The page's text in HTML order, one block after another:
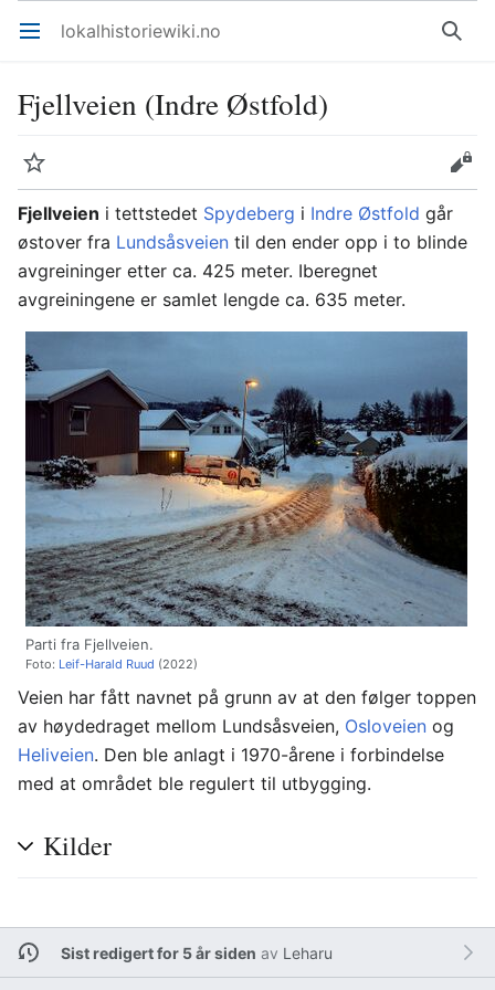
Åpne hovedmenyen lokalhistoriewiki.no Søk
Fjellveien (Indre Østfold)
Overvåk
Rediger
Fjellveien i tettstedet Spydeberg i Indre Østfold går
østover fra Lundsåsveien til den ender opp i to blinde
avgreininger etter ca. 425 meter. Iberegnet
avgreiningene er samlet lengde ca. 635 meter.
Parti fra Fjellveien.
Foto: Leif-Harald Ruud (2022)
Veien har fått navnet på grunn av at den følger toppen
av høydedraget mellom Lundsåsveien, Osloveien og
Heliveien. Den ble anlagt i 1970-årene i forbindelse
med at området ble regulert til utbygging.
Kilder
Sist redigert for 5 år siden av Leharu